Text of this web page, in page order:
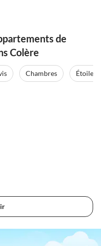
de
Colère
Chambres
Étoiles